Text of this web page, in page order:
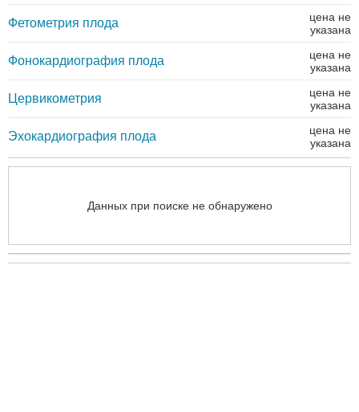
Фетометрия плода
цена не
указана
Фонокардиография плода
цена не
указана
Цервикометрия
цена не
указана
Эхокардиография плода
цена не
указана
Данных при поиске не обнаружено